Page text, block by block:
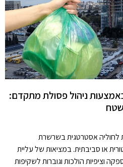
ניהול פסולת מתקדם:
לחוליה אסטרטגית בשרשרת
או סביבתית. במציאות של עליית
וציפיות הולכות וגוברות לשקיפות